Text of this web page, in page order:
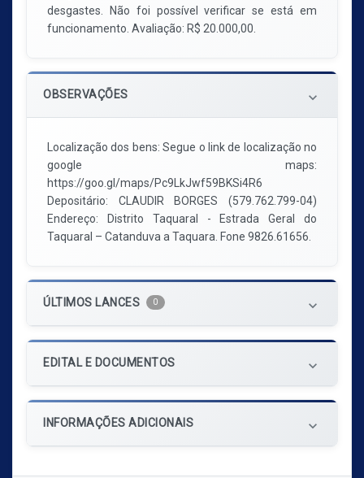
desgastes. Não foi possível verificar se está em
funcionamento. Avaliação: R$ 20.000,00.
OBSERVAÇÕES keyboard_arrow_down
Localização dos bens: Segue o link de localização no
google maps:
https://goo.gl/maps/Pc9LkJwf59BKSi4R6
Depositário: CLAUDIR BORGES (579.762.799-04)
Endereço: Distrito Taquaral - Estrada Geral do
Taquaral – Catanduva a Taquara. Fone 9826.61656.
ÚLTIMOS LANCES 0 keyboard_arrow_down
EDITAL E DOCUMENTOS keyboard_arrow_down
INFORMAÇÕES ADICIONAIS keyboard_arrow_down